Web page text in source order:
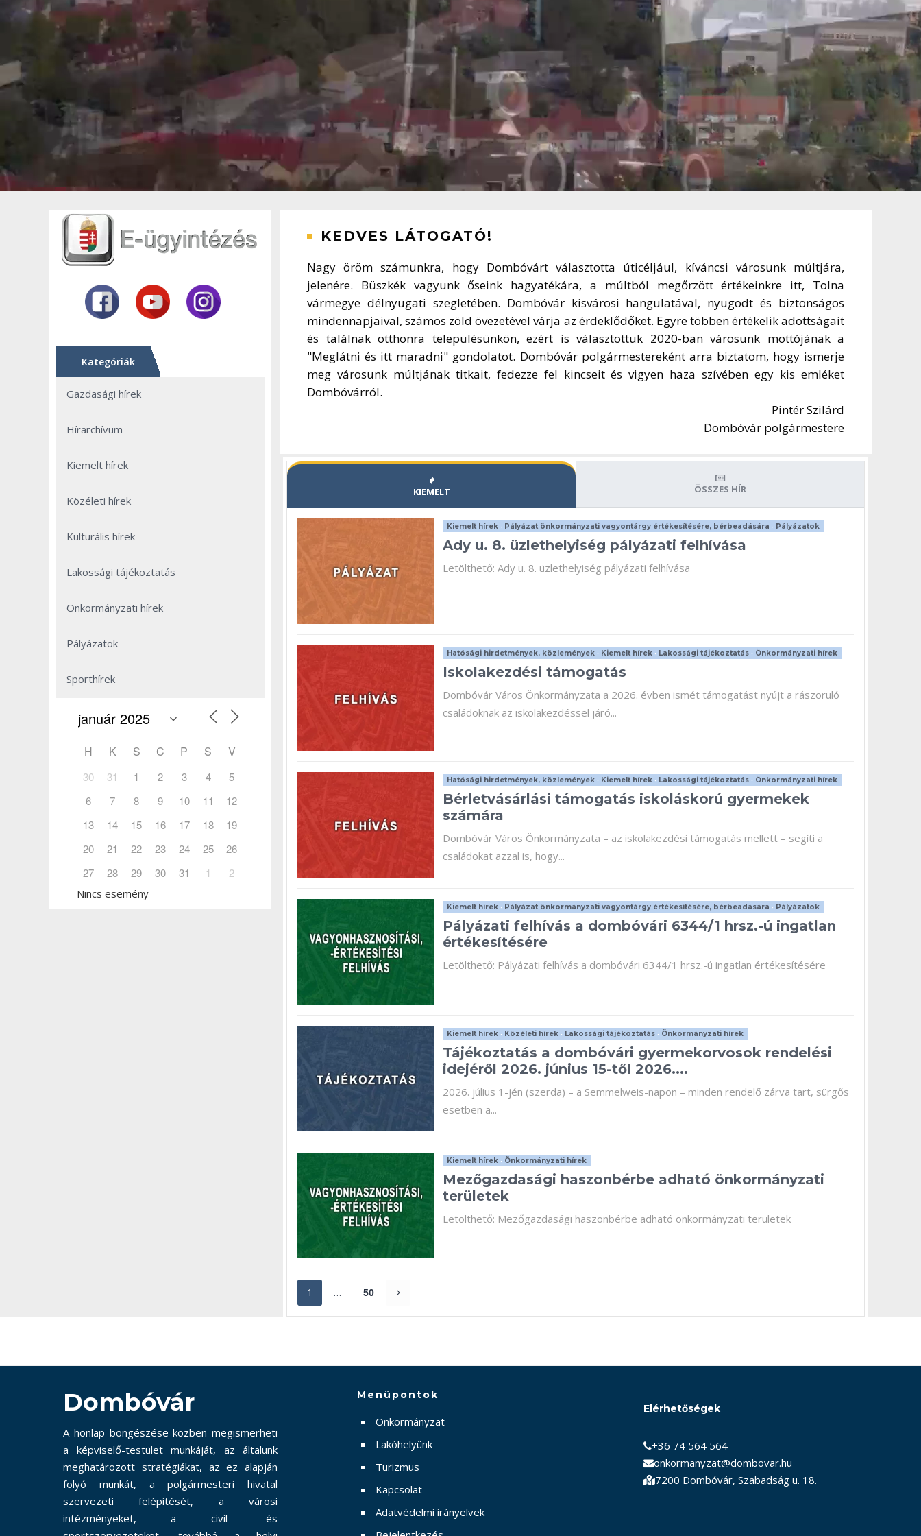
Kategóriák
Gazdasági hírek
Hírarchívum
Kiemelt hírek
Közéleti hírek
Kulturális hírek
Lakossági tájékoztatás
Önkormányzati hírek
Pályázatok
Sporthírek
H K S C P S V
30 31 1 2 3 4
5
6
7 8 9 10 11
12
13
14 15 16 17 18
19
20
21 22 23 24 25
26
27
28 29 30 31 1 2
Nincs esemény
KEDVES LÁTOGATÓ!
Nagy öröm számunkra, hogy Dombóvárt választotta úticéljául, kíváncsi városunk múltjára,
jelenére. Büszkék vagyunk őseink hagyatékára, a múltból megőrzött értékeinkre itt, Tolna
vármegye délnyugati szegletében. Dombóvár kisvárosi hangulatával, nyugodt és biztonságos
mindennapjaival, számos zöld övezetével várja az érdeklődőket. Egyre többen értékelik adottságait
és találnak otthonra településünkön, ezért is választottuk 2020-ban városunk mottójának a
"Meglátni és itt maradni" gondolatot. Dombóvár polgármestereként arra biztatom, hogy ismerje
meg városunk múltjának titkait, fedezze fel kincseit és vigyen haza szívében egy kis emléket
Dombóvárról.
Pintér Szilárd
Dombóvár polgármestere
KIEMELT ÖSSZES HÍR
Kiemelt hírek • Pályázat önkormányzati vagyontárgy értékesítésére, bérbeadására • Pályázatok
Ady u. 8. üzlethelyiség pályázati felhívása
Letölthető: Ady u. 8. üzlethelyiség pályázati felhívása
Hatósági hirdetmények, közlemények • Kiemelt hírek • Lakossági tájékoztatás • Önkormányzati hírek
Iskolakezdési támogatás
Dombóvár Város Önkormányzata a 2026. évben ismét támogatást nyújt a rászoruló
családoknak az iskolakezdéssel járó...
Hatósági hirdetmények, közlemények • Kiemelt hírek • Lakossági tájékoztatás • Önkormányzati hírek
Bérletvásárlási támogatás iskoláskorú gyermekek
számára
Dombóvár Város Önkormányzata – az iskolakezdési támogatás mellett – segíti a
családokat azzal is, hogy...
Kiemelt hírek • Pályázat önkormányzati vagyontárgy értékesítésére, bérbeadására • Pályázatok
Pályázati felhívás a dombóvári 6344/1 hrsz.-ú ingatlan
értékesítésére
Letölthető: Pályázati felhívás a dombóvári 6344/1 hrsz.-ú ingatlan értékesítésére
Kiemelt hírek • Közéleti hírek • Lakossági tájékoztatás • Önkormányzati hírek
Tájékoztatás a dombóvári gyermekorvosok rendelési
idejéről 2026. június 15-től 2026....
2026. július 1-jén (szerda) – a Semmelweis-napon – minden rendelő zárva tart, sürgős
esetben a...
Kiemelt hírek • Önkormányzati hírek
Mezőgazdasági haszonbérbe adható önkormányzati
területek
Letölthető: Mezőgazdasági haszonbérbe adható önkormányzati területek
1 … 50
Dombóvár
A honlap böngészése közben megismerheti
a képviselő-testület munkáját, az általunk
meghatározott stratégiákat, az ez alapján
folyó munkát, a polgármesteri hivatal
szervezeti felépítését, a városi
intézményeket, a civil- és
Menüpontok
Önkormányzat
Lakóhelyünk
Turizmus
Kapcsolat
Adatvédelmi irányelvek
Elérhetőségek
+36 74 564 564
onkormanyzat@dombovar.hu
7200 Dombóvár, Szabadság u. 18.